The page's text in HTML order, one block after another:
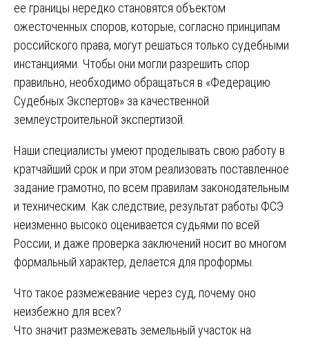
ее границы нередко становятся объектом
ожесточенных споров, которые, согласно принципам
российского права, могут решаться только судебными
инстанциями. Чтобы они могли разрешить спор
правильно, необходимо обращаться в «Федерацию
Судебных Экспертов» за качественной
землеустроительной экспертизой.
Наши специалисты умеют проделывать свою работу в
кратчайший срок и при этом реализовать поставленное
задание грамотно, по всем правилам законодательным
и техническим. Как следствие, результат работы ФСЭ
неизменно высоко оценивается судьями по всей
России, и даже проверка заключений носит во многом
формальный характер, делается для проформы.
Навигация
по
Что такое размежевание через суд, почему оно
неизбежно для всех?
Что значит размежевать земельный участок на